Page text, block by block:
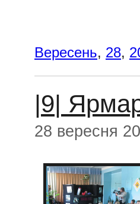
Вересень, 28,
|9|
28 вересня